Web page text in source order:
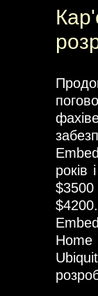
років
$3500